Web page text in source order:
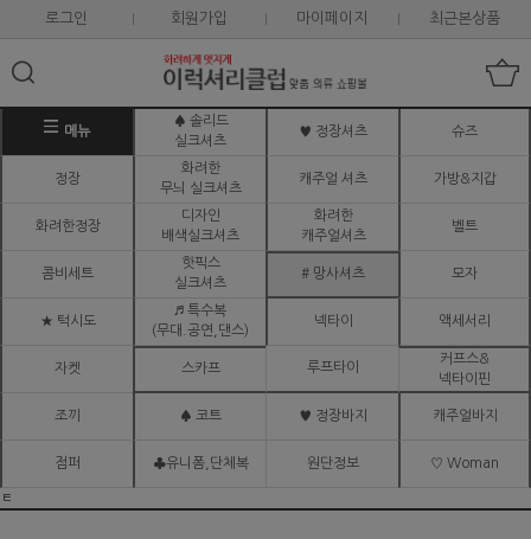
로그인 회원가입 마이페이지 최근본상품
메뉴
♠ 솔리드
실크셔츠
♥ 정장셔츠 슈즈
정장
화려한
무늬 실크셔츠
캐주얼 셔츠 가방&지갑
화려한정장
디자인
배색실크셔츠
화려한
캐주얼셔츠
벨트
콤비세트
핫픽스
실크셔츠
# 망사셔츠 모자
★ 턱시도
♬ 특수복
(무대.공연,댄스)
넥타이 액세서리
자켓 스카프 루프타이
커프스&
넥타이핀
조끼 ♠ 코트 ♥ 정장바지 캐주얼바지
점퍼 ♣유니폼,단체복 원단정보 ♡ Woman
ㅌ